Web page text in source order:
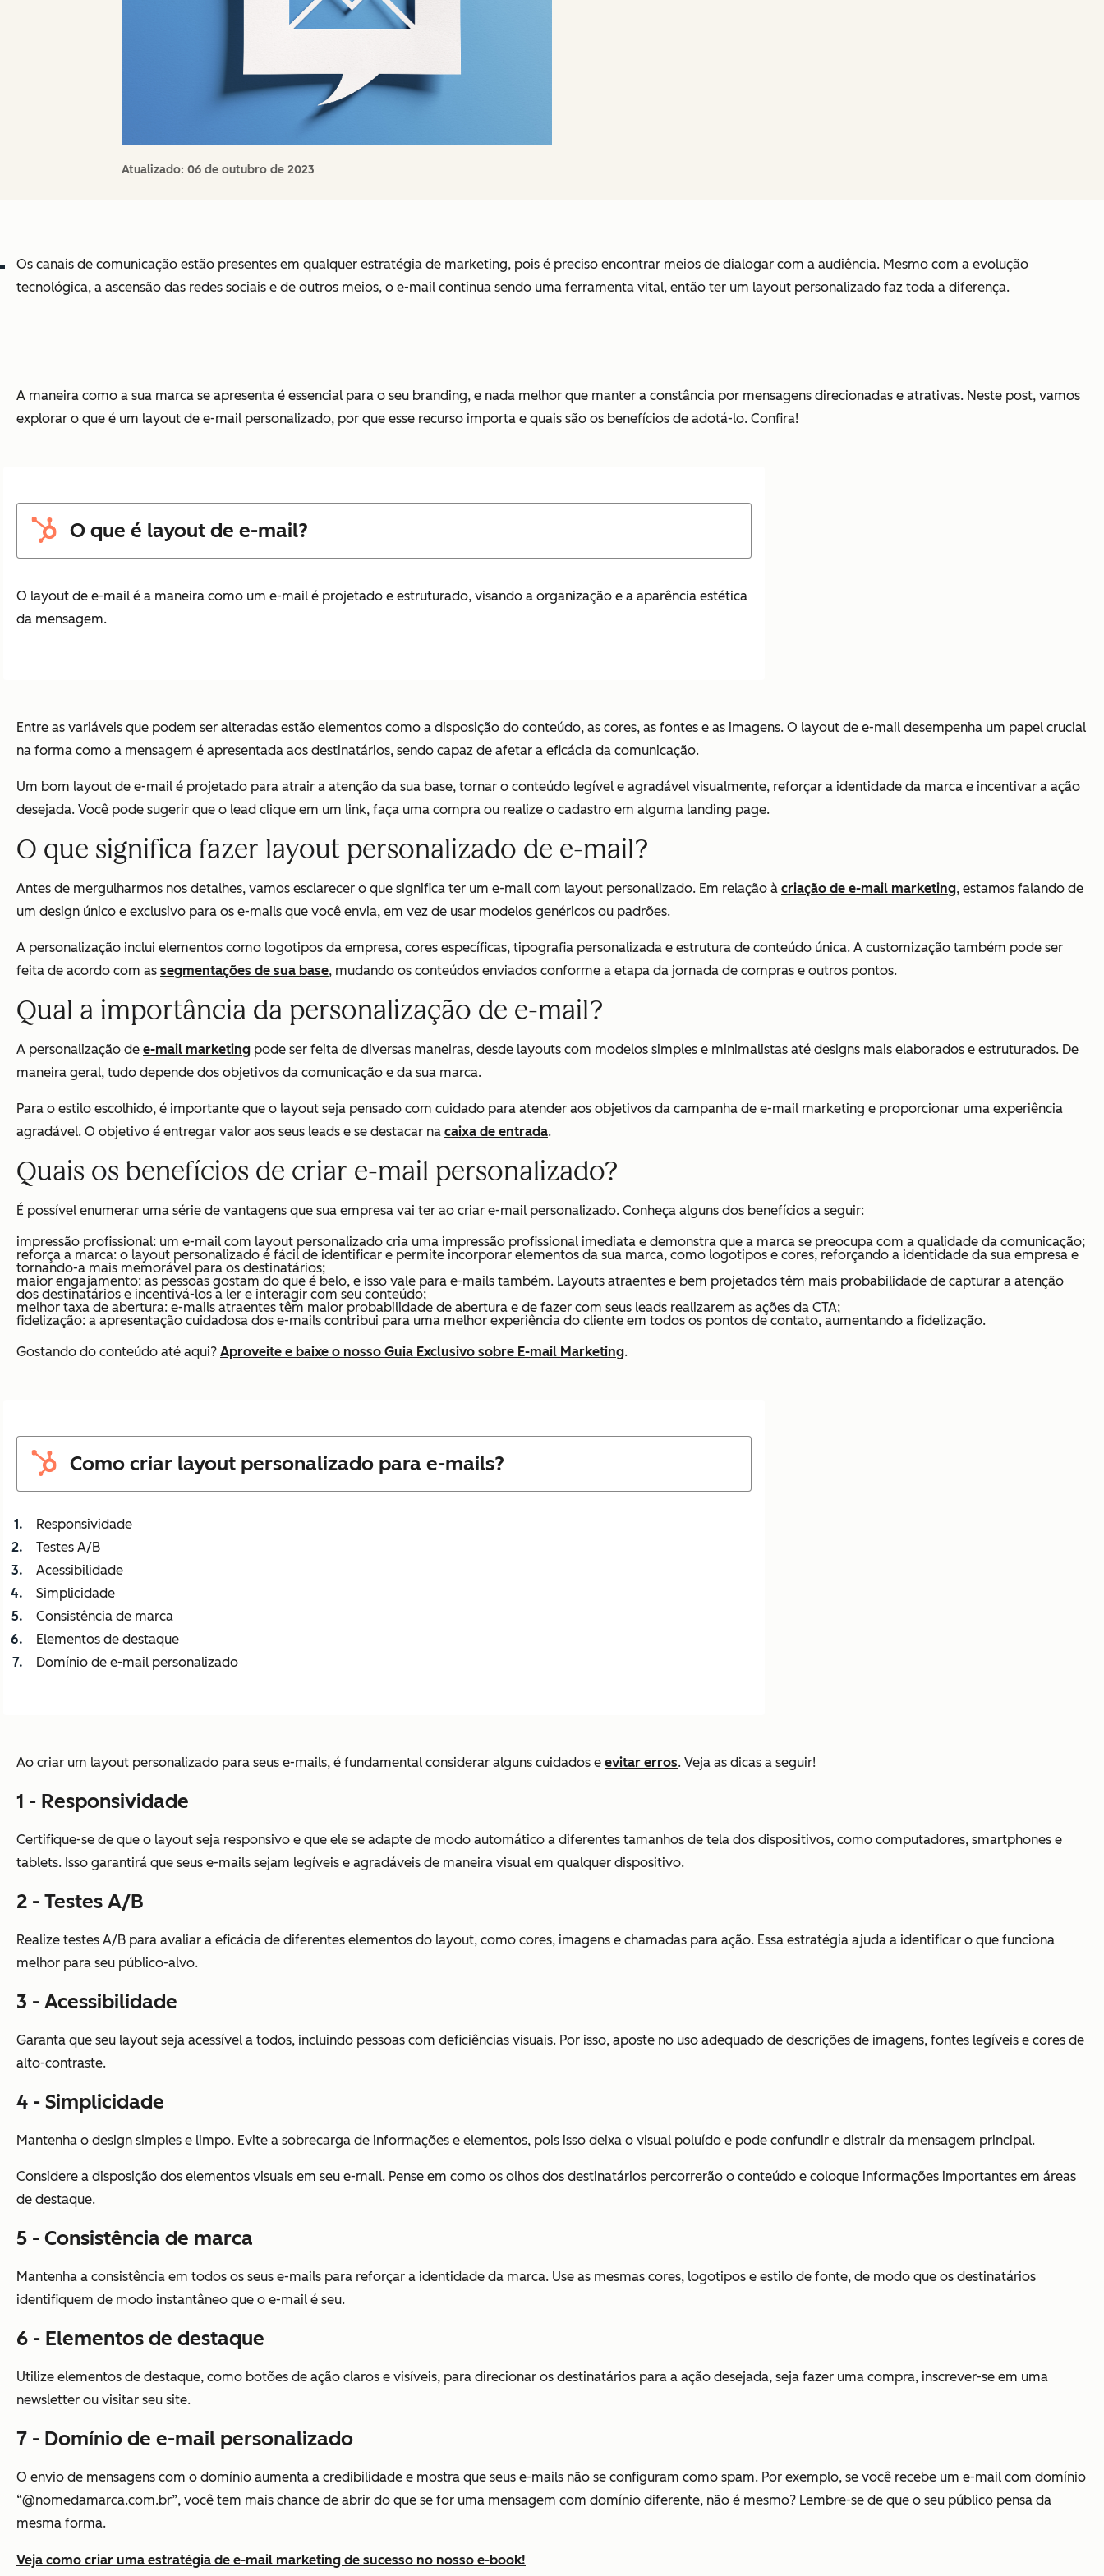
Atualizado: 06 de outubro de 2023
Os canais de comunicação estão presentes em qualquer estratégia de marketing, pois é preciso encontrar meios de dialogar com a audiência. Mesmo com a evolução
tecnológica, a ascensão das redes sociais e de outros meios, o e-mail continua sendo uma ferramenta vital, então ter um layout personalizado faz toda a diferença.
A maneira como a sua marca se apresenta é essencial para o seu branding, e nada melhor que manter a constância por mensagens direcionadas e atrativas. Neste post, vamos
explorar o que é um layout de e-mail personalizado, por que esse recurso importa e quais são os benefícios de adotá-lo. Confira!
O que é layout de e-mail?
O layout de e-mail é a maneira como um e-mail é projetado e estruturado, visando a organização e a aparência estética
da mensagem.
Entre as variáveis que podem ser alteradas estão elementos como a disposição do conteúdo, as cores, as fontes e as imagens. O layout de e-mail desempenha um papel crucial
na forma como a mensagem é apresentada aos destinatários, sendo capaz de afetar a eficácia da comunicação.
Um bom layout de e-mail é projetado para atrair a atenção da sua base, tornar o conteúdo legível e agradável visualmente, reforçar a identidade da marca e incentivar a ação
desejada. Você pode sugerir que o lead clique em um link, faça uma compra ou realize o cadastro em alguma landing page.
O que significa fazer layout personalizado de e-mail?
Antes de mergulharmos nos detalhes, vamos esclarecer o que significa ter um e-mail com layout personalizado. Em relação à criação de e-mail marketing, estamos falando de
um design único e exclusivo para os e-mails que você envia, em vez de usar modelos genéricos ou padrões.
A personalização inclui elementos como logotipos da empresa, cores específicas, tipografia personalizada e estrutura de conteúdo única. A customização também pode ser
feita de acordo com as segmentações de sua base, mudando os conteúdos enviados conforme a etapa da jornada de compras e outros pontos.
Qual a importância da personalização de e-mail?
A personalização de e-mail marketing pode ser feita de diversas maneiras, desde layouts com modelos simples e minimalistas até designs mais elaborados e estruturados. De
maneira geral, tudo depende dos objetivos da comunicação e da sua marca.
Para o estilo escolhido, é importante que o layout seja pensado com cuidado para atender aos objetivos da campanha de e-mail marketing e proporcionar uma experiência
agradável. O objetivo é entregar valor aos seus leads e se destacar na caixa de entrada.
Quais os benefícios de criar e-mail personalizado?
É possível enumerar uma série de vantagens que sua empresa vai ter ao criar e-mail personalizado. Conheça alguns dos benefícios a seguir:
impressão profissional: um e-mail com layout personalizado cria uma impressão profissional imediata e demonstra que a marca se preocupa com a qualidade da comunicação;
reforça a marca: o layout personalizado é fácil de identificar e permite incorporar elementos da sua marca, como logotipos e cores, reforçando a identidade da sua empresa e
tornando-a mais memorável para os destinatários;
maior engajamento: as pessoas gostam do que é belo, e isso vale para e-mails também. Layouts atraentes e bem projetados têm mais probabilidade de capturar a atenção
dos destinatários e incentivá-los a ler e interagir com seu conteúdo;
melhor taxa de abertura: e-mails atraentes têm maior probabilidade de abertura e de fazer com seus leads realizarem as ações da CTA;
fidelização: a apresentação cuidadosa dos e-mails contribui para uma melhor experiência do cliente em todos os pontos de contato, aumentando a fidelização.
Gostando do conteúdo até aqui? Aproveite e baixe o nosso Guia Exclusivo sobre E-mail Marketing.
Como criar layout personalizado para e-mails?
Responsividade
Testes A/B
Acessibilidade
Simplicidade
Consistência de marca
Elementos de destaque
Domínio de e-mail personalizado
Ao criar um layout personalizado para seus e-mails, é fundamental considerar alguns cuidados e evitar erros. Veja as dicas a seguir!
1 - Responsividade
Certifique-se de que o layout seja responsivo e que ele se adapte de modo automático a diferentes tamanhos de tela dos dispositivos, como computadores, smartphones e
tablets. Isso garantirá que seus e-mails sejam legíveis e agradáveis de maneira visual em qualquer dispositivo.
2 - Testes A/B
Realize testes A/B para avaliar a eficácia de diferentes elementos do layout, como cores, imagens e chamadas para ação. Essa estratégia ajuda a identificar o que funciona
melhor para seu público-alvo.
3 - Acessibilidade
Garanta que seu layout seja acessível a todos, incluindo pessoas com deficiências visuais. Por isso, aposte no uso adequado de descrições de imagens, fontes legíveis e cores de
alto-contraste.
4 - Simplicidade
Mantenha o design simples e limpo. Evite a sobrecarga de informações e elementos, pois isso deixa o visual poluído e pode confundir e distrair da mensagem principal.
Considere a disposição dos elementos visuais em seu e-mail. Pense em como os olhos dos destinatários percorrerão o conteúdo e coloque informações importantes em áreas
de destaque.
5 - Consistência de marca
Mantenha a consistência em todos os seus e-mails para reforçar a identidade da marca. Use as mesmas cores, logotipos e estilo de fonte, de modo que os destinatários
identifiquem de modo instantâneo que o e-mail é seu.
6 - Elementos de destaque
Utilize elementos de destaque, como botões de ação claros e visíveis, para direcionar os destinatários para a ação desejada, seja fazer uma compra, inscrever-se em uma
newsletter ou visitar seu site.
7 - Domínio de e-mail personalizado
O envio de mensagens com o domínio aumenta a credibilidade e mostra que seus e-mails não se configuram como spam. Por exemplo, se você recebe um e-mail com domínio
“@nomedamarca.com.br”, você tem mais chance de abrir do que se for uma mensagem com domínio diferente, não é mesmo? Lembre-se de que o seu público pensa da
mesma forma.
Veja como criar uma estratégia de e-mail marketing de sucesso no nosso e-book!